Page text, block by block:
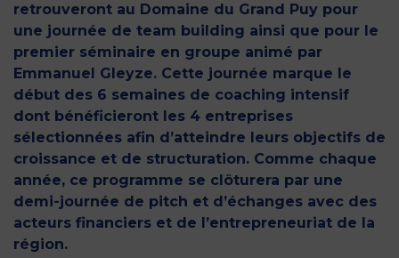
retrouveront au Domaine du Grand Puy pour
une journée de team building ainsi que pour le
premier séminaire en groupe animé par
Emmanuel Gleyze. Cette journée marque le
début des 6 semaines de coaching intensif
dont bénéficieront les 4 entreprises
sélectionnées afin d’atteindre leurs objectifs de
croissance et de structuration. Comme chaque
année, ce programme se clôturera par une
demi-journée de pitch et d’échanges avec des
acteurs financiers et de l’entrepreneuriat de la
région.